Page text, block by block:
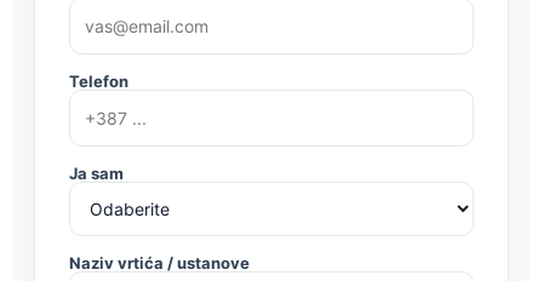
Telefon
Ja sam
Naziv vrtića / ustanove